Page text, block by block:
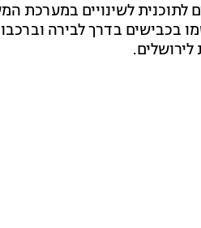
לשינויים במערכת
בדרך לבירה